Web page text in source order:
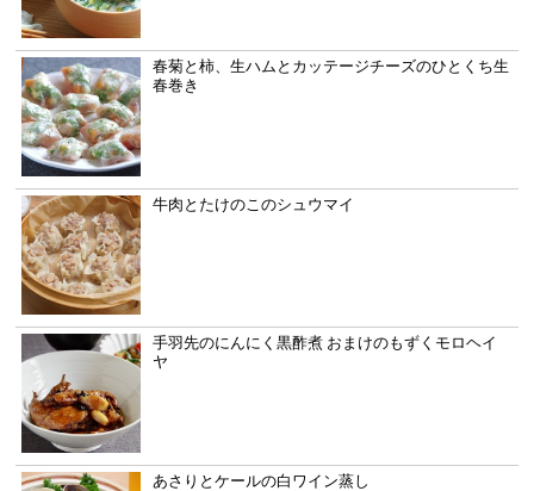
春菊と柿、生ハムとカッテージチーズのひとくち生
春巻き
牛肉とたけのこのシュウマイ
手羽先のにんにく黒酢煮 おまけのもずくモロヘイ
ヤ
あさりとケールの白ワイン蒸し